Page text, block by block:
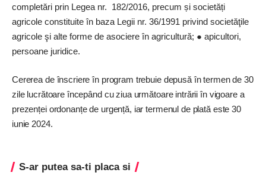
completări prin Legea nr. 182/2016, precum și societăți
agricole constituite în baza Legii nr. 36/1991 privind societăţile
agricole şi alte forme de asociere în agricultură; ● apicultori,
persoane juridice.
Cererea de înscriere în program trebuie depusă în termen de 30
zile lucrătoare începând cu ziua următoare intrării în vigoare a
prezenței ordonanțe de urgență, iar termenul de plată este 30
iunie 2024.
S-ar putea sa-ti placa si